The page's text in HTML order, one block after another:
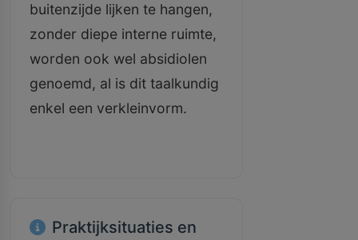
buitenzijde lijken te hangen,
zonder diepe interne ruimte,
worden ook wel absidiolen
genoemd, al is dit taalkundig
enkel een verkleinvorm.
Praktijksituaties en